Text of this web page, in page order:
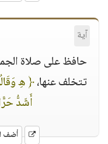
آية
حافظ على صلاة
تتخلف عنها،﴿ هِ
أَشَدُّ
أضف